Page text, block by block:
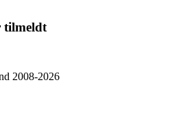
tilmeldt
2008-2026